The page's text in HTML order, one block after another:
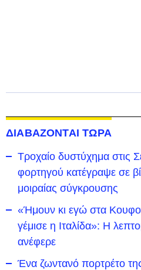
ΔΙΑΒΑΖΟΝΤΑΙ ΤΩΡΑ
Τροχαίο δυστύχημα στις
φορτηγού κατέγραψε σε
μοιραίας σύγκρουσης
«Ήμουν κι εγώ στα
γέμισε η Ιταλίδα»: Η
ανέφερε
Ένα ζωντανό πορτρέτο